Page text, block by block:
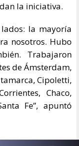
la iniciativa.
la mayoría
nosotros. Hubo
Trabajaron
de Ámsterdam,
Cipoletti,
Chaco,
Fe”, apuntó